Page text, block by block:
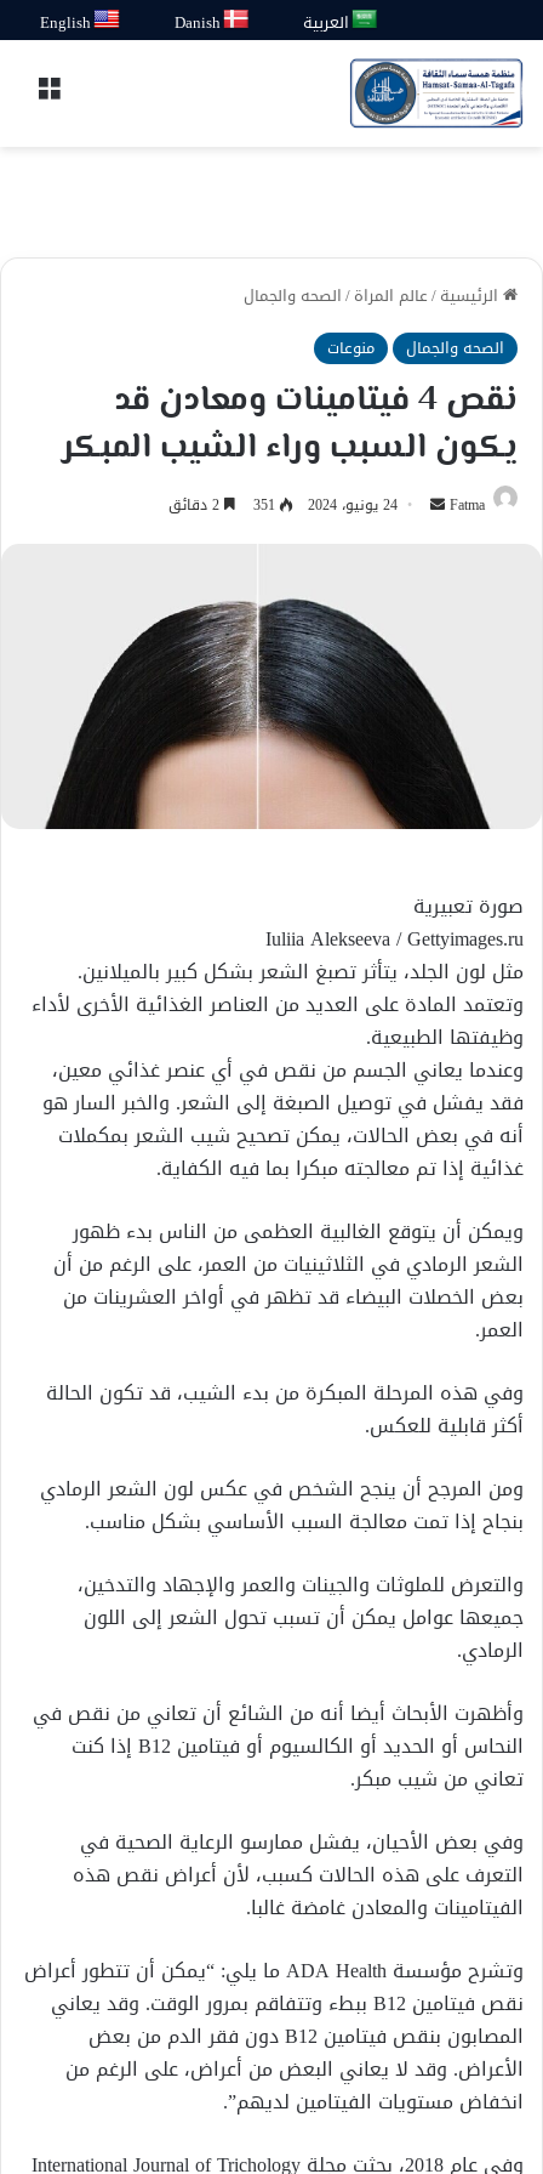
العربية Danish
English
الرئيسية/عالم المراة/الصحه والجمال
الصحه والجمال
منوعات
نقص 4 فيتامينات ومعادن قد
يكون السبب وراء الشيب المبكر
Fatma
أرسل 24 يونيو، 2024 351
صورة تعبيرية
Iuliia Alekseeva/ Gettyimages.ru
مثل لون الجلد، يتأثر تصبغ الشعر بشكل كبير بالميلانين.
وتعتمد المادة على العديد من العناصر الغذائية الأخرى لأداء
وظيفتها الطبيعية.
وعندما يعاني الجسم من نقص في أي عنصر غذائي معين،
فقد يفشل في توصيل الصبغة إلى الشعر. والخبر السار هو
أنه في بعض الحالات، يمكن تصحيح شيب الشعر بمكملات
غذائية إذا تم معالجته مبكرا بما فيه الكفاية.
ويمكن أن يتوقع الغالبية العظمى من الناس بدء ظهور
الشعر الرمادي في الثلاثينيات من العمر، على الرغم من أن
بعض الخصلات البيضاء قد تظهر في أواخر العشرينات من
العمر.
وفي هذه المرحلة المبكرة من بدء الشيب، قد تكون الحالة
أكثر قابلية للعكس.
ومن المرجح أن ينجح الشخص في عكس لون الشعر الرمادي
بنجاح إذا تمت معالجة السبب الأساسي بشكل مناسب.
والتعرض للملوثات والجينات والعمر والإجهاد والتدخين،
جميعها عوامل يمكن أن تسبب تحول الشعر إلى اللون
الرمادي.
وأظهرت الأبحاث أيضا أنه من الشائع أن تعاني من نقص في
النحاس أو الحديد أو الكالسيوم أو فيتامين B12 إذا كنت
تعاني من شيب مبكر.
وفي بعض الأحيان، يفشل ممارسو الرعاية الصحية في
التعرف على هذه الحالات كسبب، لأن أعراض نقص هذه
الفيتامينات والمعادن غامضة غالبا.
وتشرح مؤسسة ADA Health ما يلي: “يمكن أن تتطور أعراض
نقص فيتامين B12 ببطء وتتفاقم بمرور الوقت. وقد يعاني
المصابون بنقص فيتامين B12 دون فقر الدم من بعض
الأعراض. وقد لا يعاني البعض من أعراض، على الرغم من
انخفاض مستويات الفيتامين لديهم”.
وفي عام 2018، بحثت مجلة International Journal of Trichology